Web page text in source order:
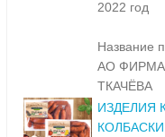
2022 год
Название
АО
ТКАЧЁВА
ИЗДЕЛИЯ